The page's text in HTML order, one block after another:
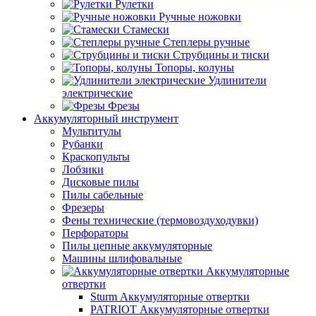
Рулетки
Ручные ножовки
Стамески
Степлеры ручные
Струбцины и тиски
Топоры, колуны
Удлинители
электрические
Фрезы
Аккумуляторный инструмент
Мультитулы
Рубанки
Краскопульты
Лобзики
Дисковые пилы
Пилы сабельные
Фрезеры
Фены технические (термовоздуходувки)
Перфораторы
Пилы цепные аккумуляторные
Машины шлифовальные
Аккумуляторные
отвертки
Sturm Аккумуляторные отвертки
PATRIOT Аккумуляторные отвертки